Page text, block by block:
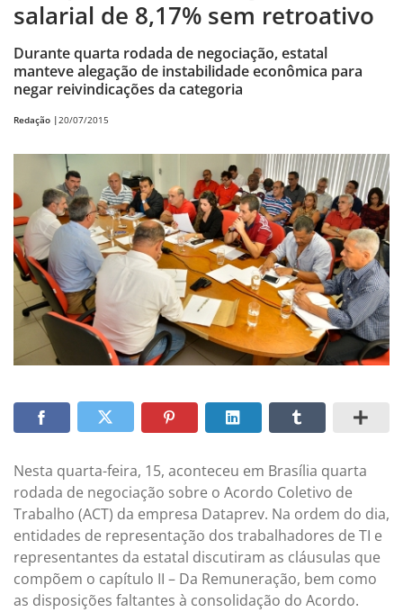
salarial de 8,17% sem retroativo
Durante quarta rodada de negociação, estatal
manteve alegação de instabilidade econômica para
negar reivindicações da categoria
Redação |20/07/2015
Nesta quarta-feira, 15, aconteceu em Brasília quarta
rodada de negociação sobre o Acordo Coletivo de
Trabalho (ACT) da empresa Dataprev. Na ordem do dia,
entidades de representação dos trabalhadores de TI e
representantes da estatal discutiram as cláusulas que
compõem o capítulo II – Da Remuneração, bem como
as disposições faltantes à consolidação do Acordo.